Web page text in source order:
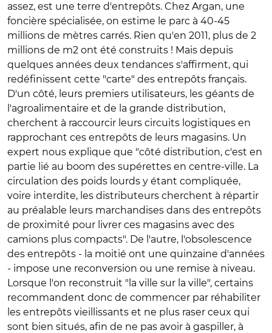
assez, est une terre d'entrepôts. Chez Argan, une
foncière spécialisée, on estime le parc à 40-45
millions de mètres carrés. Rien qu'en 2011, plus de 2
millions de m2 ont été construits ! Mais depuis
quelques années deux tendances s'affirment, qui
redéfinissent cette "carte" des entrepôts français.
D'un côté, leurs premiers utilisateurs, les géants de
l'agroalimentaire et de la grande distribution,
cherchent à raccourcir leurs circuits logistiques en
rapprochant ces entrepôts de leurs magasins. Un
expert nous explique que "côté distribution, c'est en
partie lié au boom des supérettes en centre-ville. La
circulation des poids lourds y étant compliquée,
voire interdite, les distributeurs cherchent à répartir
au préalable leurs marchandises dans des entrepôts
de proximité pour livrer ces magasins avec des
camions plus compacts". De l'autre, l'obsolescence
des entrepôts - la moitié ont une quinzaine d'années
- impose une reconversion ou une remise à niveau.
Lorsque l'on reconstruit "la ville sur la ville", certains
recommandent donc de commencer par réhabiliter
les entrepôts vieillissants et ne plus raser ceux qui
sont bien situés, afin de ne pas avoir à gaspiller, à